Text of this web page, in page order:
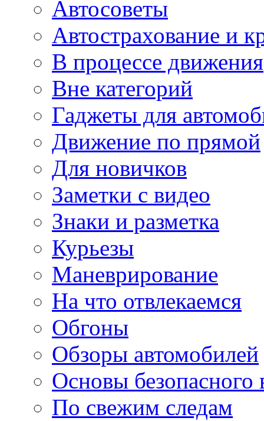
Автосоветы
Автострахование и
В процессе движения
Вне категорий
Гаджеты для
Движение по прямой
Для новичков
Заметки с видео
Знаки и разметка
Курьезы
Маневрирование
На что отвлекаемся
Обгоны
Обзоры автомобилей
Основы безопасного
По свежим следам